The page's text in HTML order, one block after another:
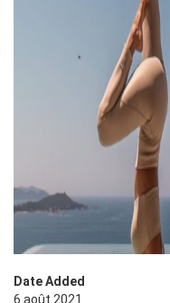
Date Added
6 août 2021